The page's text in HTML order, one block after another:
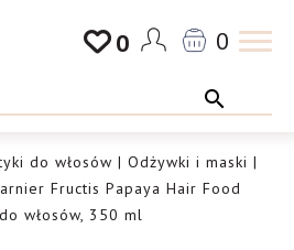
Drogeria
0 0
do włosów | Odżywki i maski |
Fructis Papaya Hair Food
włosów, 350 ml